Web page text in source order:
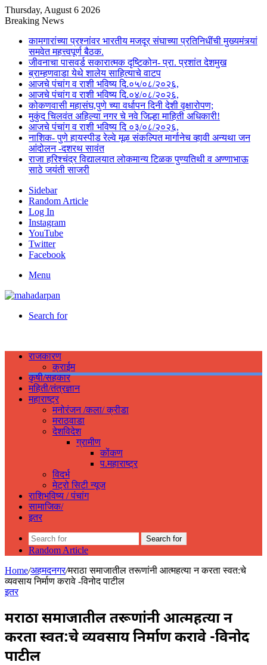
Thursday, August 6 2026
Breaking News
कामगारांच्या प्रश्नांवर भारतीय मजदूर संघाच्या प्रतिनिधींची मुख्यमंत्र्यां
समवेत महत्त्वपूर्ण बैठक.
जीवनाचा पासवर्ड सकारात्मक दृष्टिकोन- प्रा. प्रशांत देशमुख
ब्राम्हणवाडा येथे शालेय साहित्याचे वाटप
आजचे पंचांग व राशी भविष्य दि.०५/०८/२०२६,
आजचे पंचांग व राशी भविष्य दि.०४/०८/२०२६,
कोकणवासी महासंघ,पुणे च्या वर्धापन दिनी देशी वृक्षारोपण;
मुकुंद चिलवंत अहिल्या नगर चे नवे जिल्हा माहिती अधिकारी!
आजचे पंचांग व राशी भविष्य दि ०३/०८/२०२६,
नाशिक- पुणे हायस्पीड रेल्वे मूळ संकल्पित मार्गानेच व्हावी अन्यथा जन
आंदोलन -दशरथ सावंत
राजा हरिश्चंद्र विद्यालयात लोकमान्य टिळक पुण्यतिथी व अण्णाभाऊ
साठे जयंती साजरी
Sidebar
Random Article
Log In
Instagram
YouTube
Twitter
Facebook
Menu
Search for
राजकारण
क्राईम
कृषी/सहकार
महिती/तंत्रज्ञान
महाराष्ट्र
मनोरंजन /कला/ क्रीडा
मराठवाडा
देशविदेश
ग्रामीण
कोंकण
प.महाराष्ट्र
विदर्भ
मेट्रो सिटी न्यूज
राशिभविष्य / पंचांग
सामाजिक/
इतर
Search for
Random Article
Home/अहमदनगर/मराठा समाजातील तरूणांनी आत्महत्या न करता स्वत:चे
व्यवसाय निर्माण करावे -विनोद पाटील
इतर
मराठा समाजातील तरूणांनी आत्महत्या न
करता स्वत:चे व्यवसाय निर्माण करावे -विनोद
पाटील